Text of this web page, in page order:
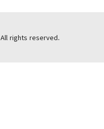
All rights reserved.